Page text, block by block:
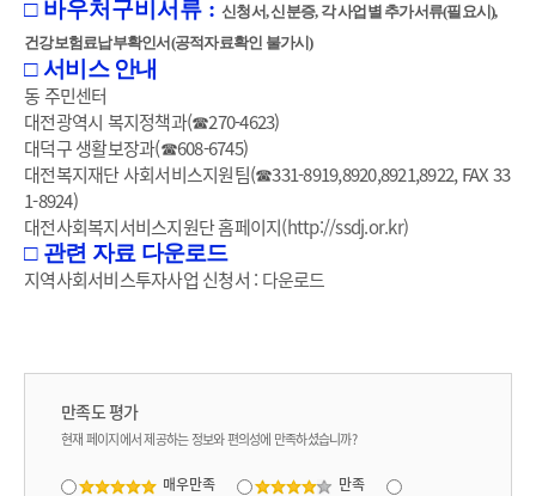
□ 바우처구비서류 : 신청서, 신분증, 각 사업별 추가서류(필요시),
건강보험료납부확인서(공적자료확인 불가시)
□서비스 안내
동 주민센터
대전광역시 복지정책과(☎270-4623)
대덕구 생활보장과(☎608-6745)
대전복지재단 사회서비스지원팀(☎331-8919,8920,8921,8922, FAX 33
1-8924)
대전사회복지서비스지원단 홈페이지(http://ssdj.or.kr)
□ 관련 자료 다운로드
지역사회서비스투자사업 신청서 : 다운로드
만족도 평가
현재 페이지에서 제공하는 정보와 편의성에 만족하셨습니까?
매우만족
만족